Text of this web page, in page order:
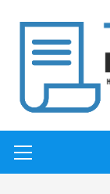
content
Menu